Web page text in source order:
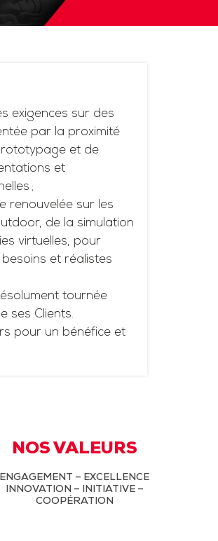
exigences sur des
par la proximité
et de
et
;
renouvelée sur les
de la simulation
virtuelles, pour
et réalistes
tournée
ses Clients.
pour un bénéfice et
NOS VALEURS
ENGAGEMENT – EXCELLENCE
INNOVATION – INITIATIVE –
COOPÉRATION